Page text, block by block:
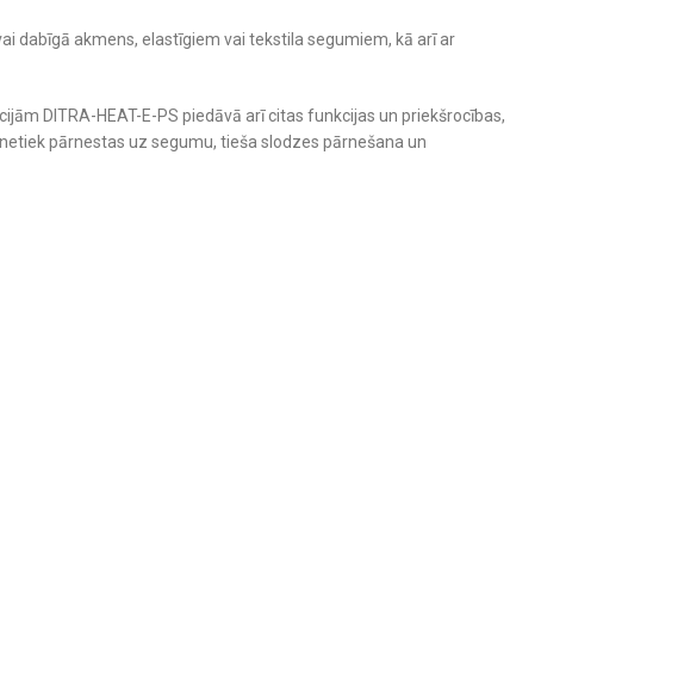
dabīgā akmens, elastīgiem vai tekstila segumiem, kā arī ar
DITRA-HEAT-E-PS piedāvā arī citas funkcijas un priekšrocības,
pārnestas uz segumu, tieša slodzes pārnešana un